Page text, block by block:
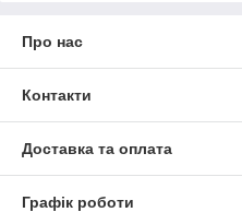
Про нас
Контакти
Доставка та оплата
Графік роботи